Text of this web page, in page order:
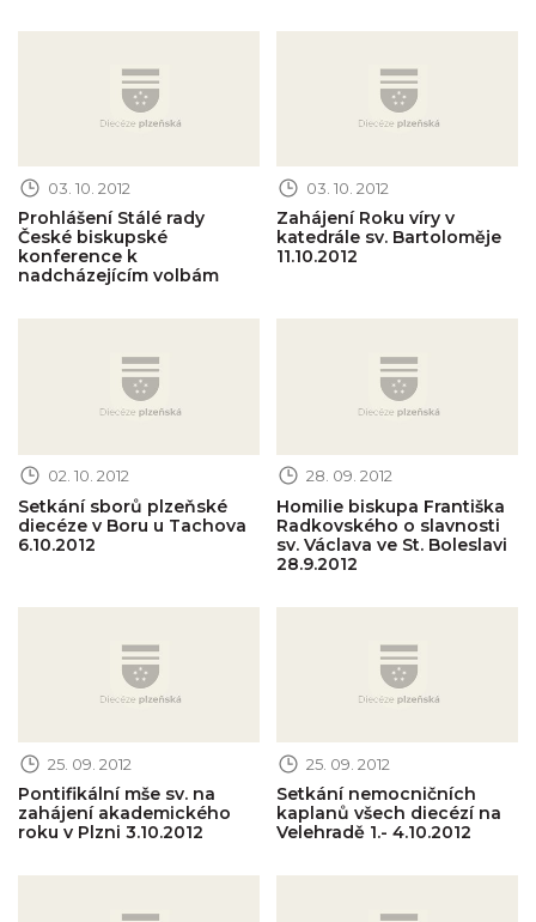
03. 10. 2012
Prohlášení Stálé rady
České biskupské
konference k
nadcházejícím volbám
03. 10. 2012
Zahájení Roku víry v
katedrále sv. Bartoloměje
11.10.2012
02. 10. 2012
Setkání sborů plzeňské
diecéze v Boru u Tachova
6.10.2012
28. 09. 2012
Homilie biskupa Františka
Radkovského o slavnosti
sv. Václava ve St. Boleslavi
28.9.2012
25. 09. 2012
Pontifikální mše sv. na
zahájení akademického
roku v Plzni 3.10.2012
25. 09. 2012
Setkání nemocničních
kaplanů všech diecézí na
Velehradě 1.- 4.10.2012